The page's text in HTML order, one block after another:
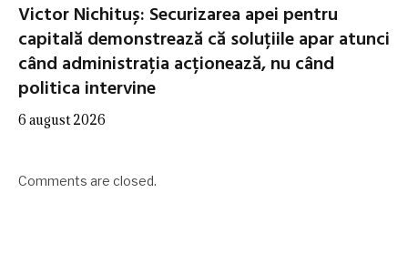
Victor Nichituș: Securizarea apei pentru
capitală demonstrează că soluțiile apar atunci
când administrația acționează, nu când
politica intervine
6 august 2026
Comments are closed.